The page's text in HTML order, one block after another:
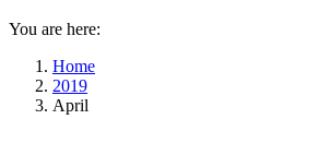
You are here:
Home
2019
April